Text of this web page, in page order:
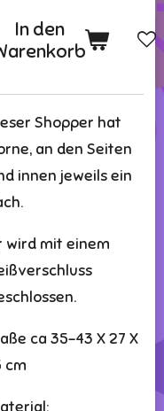
In den
Shopper hat
an den Seiten
innen jeweils ein
wird mit einem
ca 35-43 X 27 X
cm